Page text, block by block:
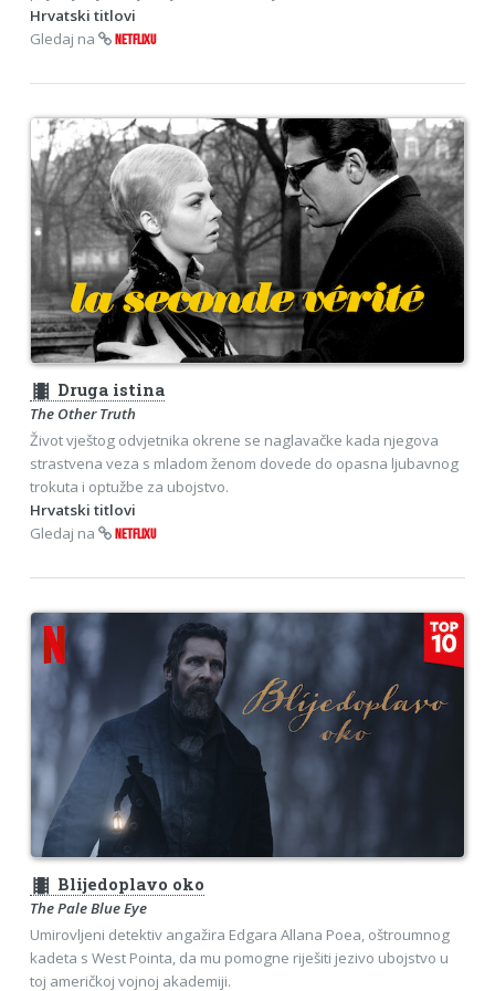
Hrvatski titlovi
Gledaj na
NETFLIXU
theaters Druga istina
The Other Truth
Život vještog odvjetnika okrene se naglavačke kada njegova
strastvena veza s mladom ženom dovede do opasna ljubavnog
trokuta i optužbe za ubojstvo.
Hrvatski titlovi
Gledaj na
NETFLIXU
theaters Blijedoplavo oko
The Pale Blue Eye
Umirovljeni detektiv angažira Edgara Allana Poea, oštroumnog
kadeta s West Pointa, da mu pomogne riješiti jezivo ubojstvo u
toj američkoj vojnoj akademiji.